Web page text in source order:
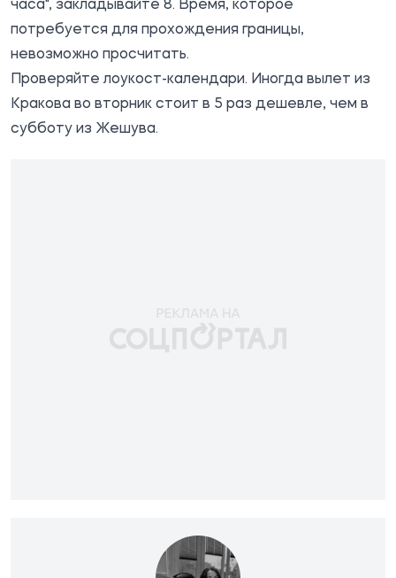
часа", закладывайте 8. Время, которое
потребуется для прохождения границы,
невозможно просчитать.
Проверяйте лоукост-календари. Иногда вылет из
Кракова во вторник стоит в 5 раз дешевле, чем в
субботу из Жешува.